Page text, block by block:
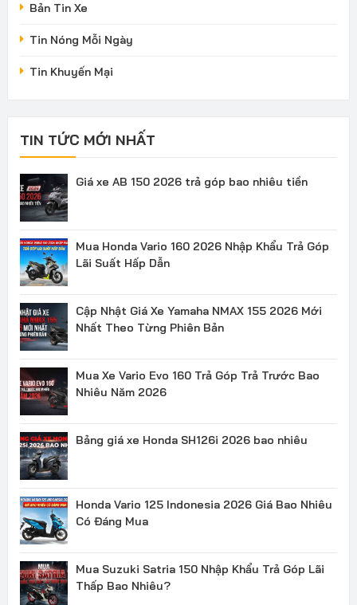
Bản Tin Xe
Tin Nóng Mỗi Ngày
Tin Khuyến Mại
TIN TỨC MỚI NHẤT
Giá xe AB 150 2026 trả góp bao nhiêu tiền
Mua Honda Vario 160 2026 Nhập Khẩu Trả Góp
Lãi Suất Hấp Dẫn
Cập Nhật Giá Xe Yamaha NMAX 155 2026 Mới
Nhất Theo Từng Phiên Bản
Mua Xe Vario Evo 160 Trả Góp Trả Trước Bao
Nhiêu Năm 2026
Bảng giá xe Honda SH126i 2026 bao nhiêu
Honda Vario 125 Indonesia 2026 Giá Bao Nhiêu
Có Đáng Mua
Mua Suzuki Satria 150 Nhập Khẩu Trả Góp Lãi
Thấp Bao Nhiêu?